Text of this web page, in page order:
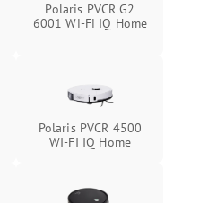
Polaris PVCR G2
6001 Wi-Fi IQ Home
Polaris PVCR 4500
WI-FI IQ Home